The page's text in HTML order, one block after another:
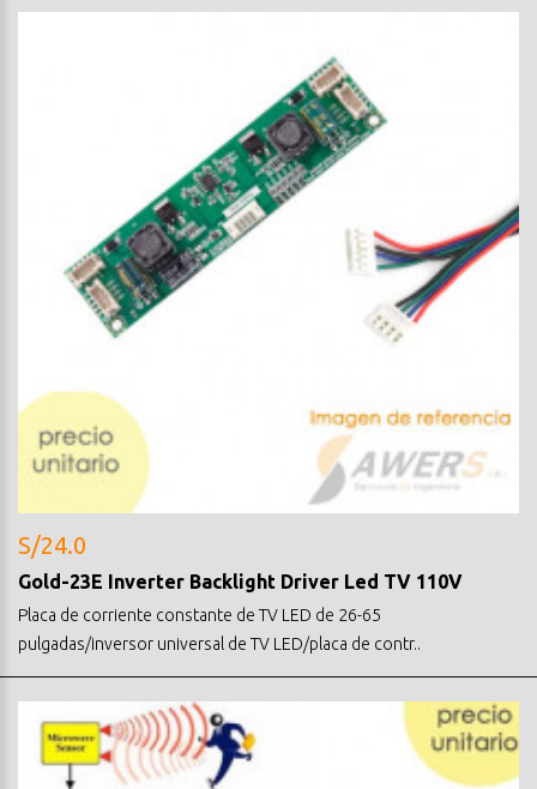
S/24.0
Gold-23E Inverter Backlight Driver Led TV 110V
Placa de corriente constante de TV LED de 26-65
pulgadas/inversor universal de TV LED/placa de contr..